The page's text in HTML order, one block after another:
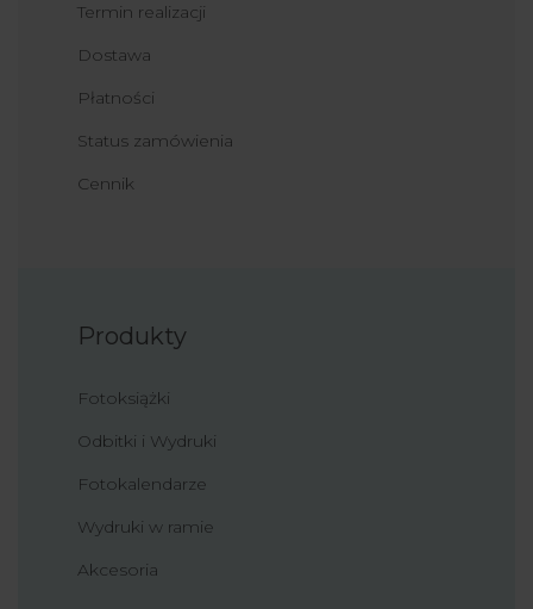
Termin realizacji
Dostawa
Płatności
Status zamówienia
Cennik
Produkty
Fotoksiążki
Odbitki i Wydruki
Fotokalendarze
Wydruki w ramie
Akcesoria